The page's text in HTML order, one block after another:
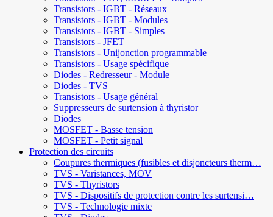
Transistors - IGBT - Réseaux
Transistors - IGBT - Modules
Transistors - IGBT - Simples
Transistors - JFET
Transistors - Unijonction programmable
Transistors - Usage spécifique
Diodes - Redresseur - Module
Diodes - TVS
Transistors - Usage général
Suppresseurs de surtension à thyristor
Diodes
MOSFET - Basse tension
MOSFET - Petit signal
Protection des circuits
Coupures thermiques (fusibles et disjoncteurs therm…
TVS - Varistances, MOV
TVS - Thyristors
TVS - Dispositifs de protection contre les surtensi…
TVS - Technologie mixte